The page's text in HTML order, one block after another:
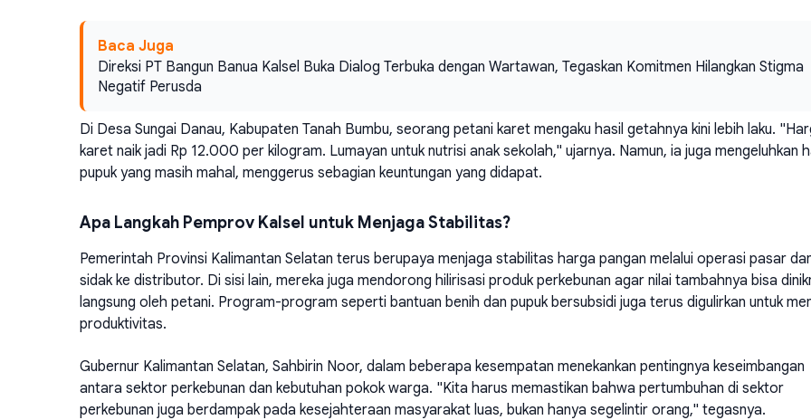
Baca Juga
Direksi PT Bangun Banua Kalsel Buka Dialog Terbuka dengan Wartawan, Tegaskan Komitmen Hilangkan Stigma
Negatif Perusda
Di Desa Sungai Danau, Kabupaten Tanah Bumbu, seorang petani karet mengaku hasil getahnya kini lebih laku.
karet naik jadi Rp 12.000 per kilogram. Lumayan untuk nutrisi anak sekolah," ujarnya. Namun, ia juga mengeluhkan
pupuk yang masih mahal, menggerus sebagian keuntungan yang didapat.
Apa Langkah Pemprov Kalsel untuk Menjaga Stabilitas?
Pemerintah Provinsi Kalimantan Selatan terus berupaya menjaga stabilitas harga pangan melalui operasi pasar
sidak ke distributor. Di sisi lain, mereka juga mendorong hilirisasi produk perkebunan agar nilai tambahnya bisa
langsung oleh petani. Program-program seperti bantuan benih dan pupuk bersubsidi juga terus digulirkan untuk
produktivitas.
Gubernur Kalimantan Selatan, Sahbirin Noor, dalam beberapa kesempatan menekankan pentingnya keseimbangan
antara sektor perkebunan dan kebutuhan pokok warga. "Kita harus memastikan bahwa pertumbuhan di sektor
perkebunan juga berdampak pada kesejahteraan masyarakat luas, bukan hanya segelintir orang," tegasnya.